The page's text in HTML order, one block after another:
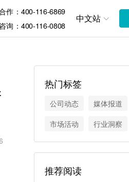
作：400-116-6869
询：400-116-0808
中文站
热门标签
公司动态 媒体报道
市场活动
行业洞察
推荐阅读